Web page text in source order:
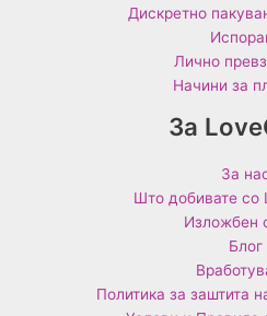
Дискретно
Лично
Начини за
За
За
Што добивате со
Изложбен
Блог
Политика за заштита